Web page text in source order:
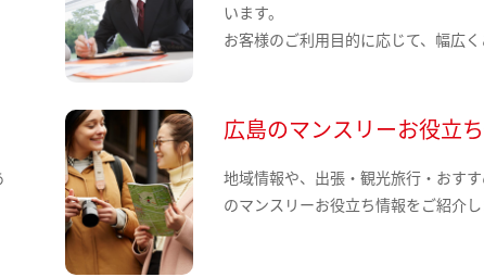
います。
お客様のご利用目的に応じて、幅広く
広島のマンスリーお役立
地域情報や、出張・観光旅行・おす
のマンスリーお役立ち情報をご紹介し